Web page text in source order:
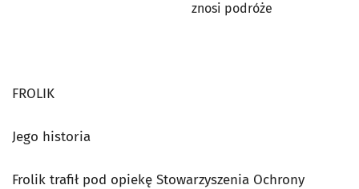
znosi podróże
FROLIK
Jego historia
Frolik trafił pod opiekę Stowarzyszenia Ochrony